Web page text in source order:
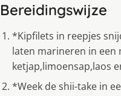
Bereidingswijze
*Kipfilets in reepjes
laten marineren in een
ketjap,limoensap,laos
*Week de shii-take in